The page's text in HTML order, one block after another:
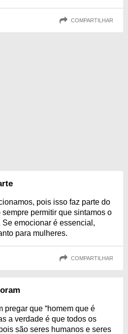
COMPARTILHAR
pois isso faz parte do
permitir que sintamos o
emocionar é essencial,
para mulheres.
COMPARTILHAR
pregar que “homem que é
a verdade é que todos os
são seres humanos e seres